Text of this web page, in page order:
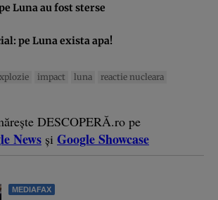
Luna au fost sterse
pe Luna exista apa!
impact luna reactie nucleara
DESCOPERĂ.ro pe
News și Google Showcase
MEDIAFAX